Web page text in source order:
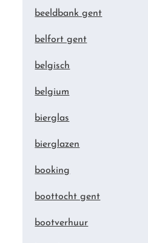
beeldbank gent
belfort gent
belgisch
belgium
bierglas
bierglazen
booking
boottocht gent
bootverhuur